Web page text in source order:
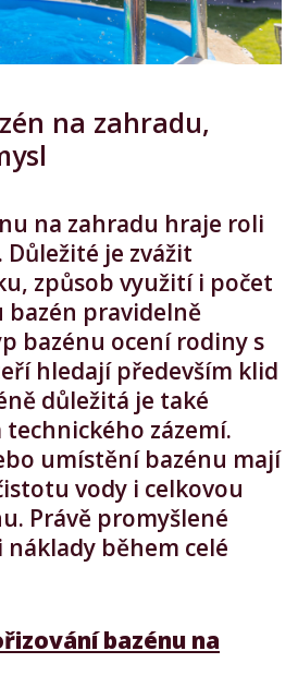
na zahradu,
na zahradu hraje roli
je zvážit
způsob využití i počet
pravidelně
bazénu ocení rodiny s
hledají především klid
důležitá je také
zázemí.
umístění bazénu mají
vody i celkovou
Právě promyšlené
náklady během celé
bazénu na